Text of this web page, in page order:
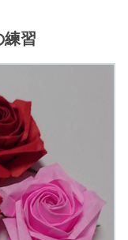
練習